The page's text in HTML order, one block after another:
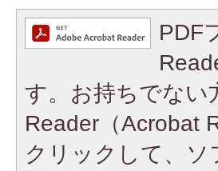
PDF
す。お持ちでない
Reader（Acrobat
クリックして、